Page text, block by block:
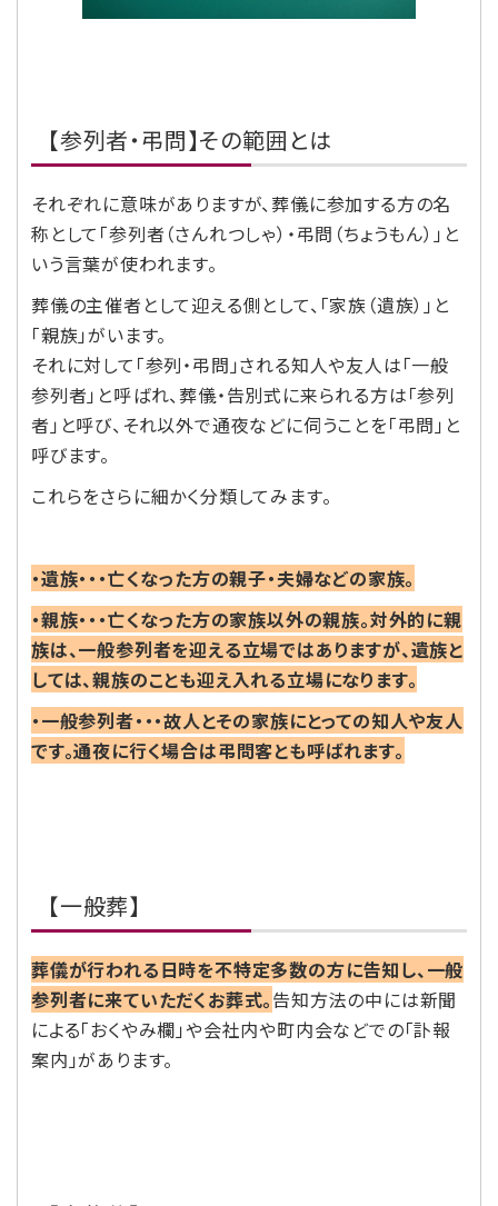
【参列者・弔問】その範囲とは
それぞれに意味がありますが、葬儀に参加する方の名
称として「参列者（さんれつしゃ）・弔問（ちょうもん）」と
いう言葉が使われます。
葬儀の主催者として迎える側として、「家族（遺族）」と
「親族」がいます。
それに対して「参列・弔問」される知人や友人は「一般
参列者」と呼ばれ、葬儀・告別式に来られる方は「参列
者」と呼び、それ以外で通夜などに伺うことを「弔問」と
呼びます。
これらをさらに細かく分類してみます。
・遺族・・・亡くなった方の親子・夫婦などの家族。
・親族・・・亡くなった方の家族以外の親族。対外的に親
族は、一般参列者を迎える立場ではありますが、遺族と
しては、親族のことも迎え入れる立場になります。
・一般参列者・・・故人とその家族にとっての知人や友人
です。通夜に行く場合は弔問客とも呼ばれます。
【一般葬】
葬儀が行われる日時を不特定多数の方に告知し、一般
参列者に来ていただくお葬式。告知方法の中には新聞
による「おくやみ欄」や会社内や町内会などでの「訃報
案内」があります。